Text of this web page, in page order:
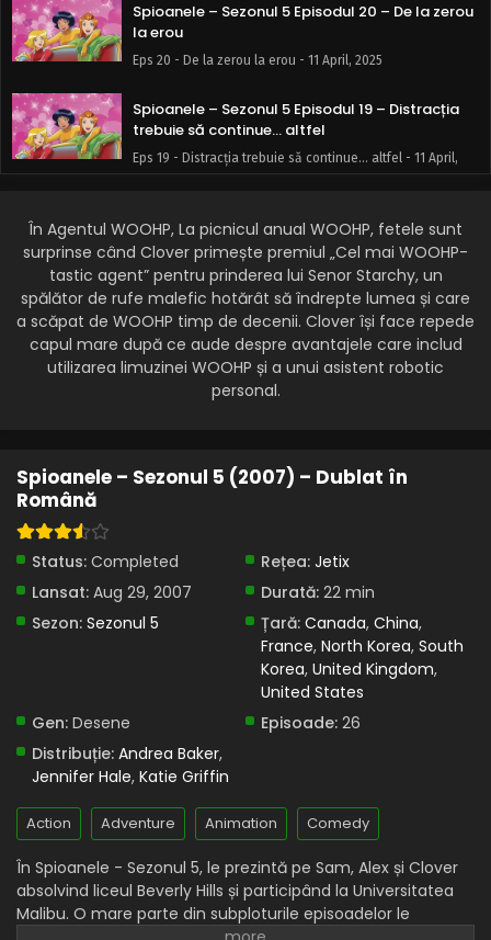
Spioanele – Sezonul 5 Episodul 20 – De la zerou
la erou
Eps 20 - De la zerou la erou - 11 April, 2025
Spioanele – Sezonul 5 Episodul 19 – Distracția
trebuie să continue… altfel
Eps 19 - Distracția trebuie să continue... altfel - 11 April,
Spioanele – Sezonul 5 Episodul 18 – Mascota
malefică
Eps 18 - Mascota malefică - 11 April, 2025
Spioanele – Sezonul 5 Episodul 17 – Mimul
universului
Eps 17 - Mimul universului - 11 April, 2025
Eps 16 - Miss Spirit Fingers - 11 April, 2025
Eps 15 - Diabolicul bucătar de sushi - 11 April, 2025
Spioanele – Sezonul 5 Episodul 14 – Mister total
Eps 14 - Mister total - 11 April, 2025
Eps 13 - Hotelul blestemat - 11 April, 2025
Spioanele – Sezonul 5 Episodul 12 –
WOOHPizează-mă și pe mine
Spioanele – Sezonul 5 Episodul 11 – Străin virtual
Eps 11 - Străin virtual - 11 April, 2025
În Agentul WOOHP, La picnicul anual WOOHP, fetele sunt
surprinse când Clover primește premiul „Cel mai WOOHP-
tastic agent” pentru prinderea lui Senor Starchy, un
spălător de rufe malefic hotărât să îndrepte lumea și care
a scăpat de WOOHP timp de decenii. Clover își face repede
capul mare după ce aude despre avantajele care includ
utilizarea limuzinei WOOHP și a unui asistent robotic
personal.
Spioanele – Sezonul 5 (2007) – Dublat în
Română
Status: Completed Rețea: Jetix
Lansat: Aug 29, 2007 Durată: 22 min
Sezon: Sezonul 5 Țară: Canada, China,
France, North Korea, South
Korea, United Kingdom,
United States
Gen: Desene Episoade: 26
Distribuție: Andrea Baker,
Jennifer Hale, Katie Griffin
Action Adventure Animation Comedy
În Spioanele - Sezonul 5, le prezintă pe Sam, Alex și Clover
absolvind liceul Beverly Hills și participând la Universitatea
Malibu. O mare parte din subploturile episoadelor le